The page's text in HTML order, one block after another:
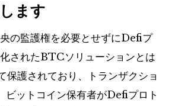
ます
の監護権を必要とせずにDefiプ
されたBTCソリューションとは
護されており、トランザクショ
ビットコイン保有者がDefiプロト